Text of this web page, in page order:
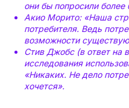
они бы попросили
Акио Морито: «Наша
потребителя. Ведь
возможности
Стив Джобс (в ответ на
исследования
«Никаких. Не дело
хочется».